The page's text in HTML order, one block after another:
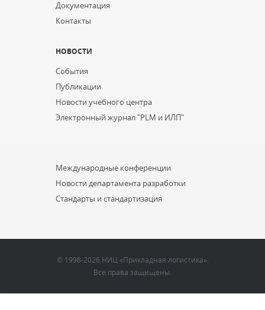
Документация
Контакты
НОВОСТИ
События
Публикации
Новости учебного центра
Электронный журнал "PLM и ИЛП"
Международные конференции
Новости департамента разработки
Стандарты и стандартизация
© 1998-2026 НИЦ «Прикладная логистика».
Все права защищены.